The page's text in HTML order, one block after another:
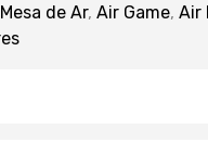
Mesa de Ar,Air Game,Air